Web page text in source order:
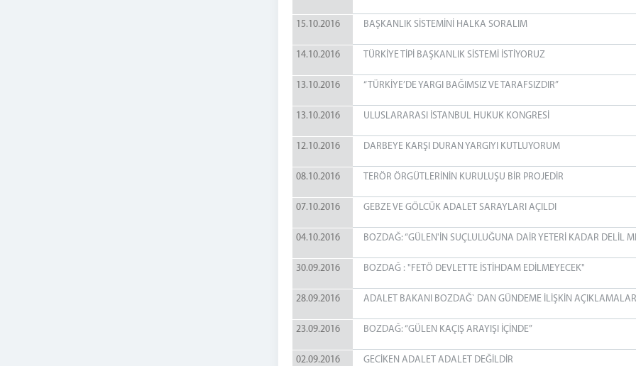
15.10.2016 BAŞKANLIK SİSTEMİNİ HALKA SORALIM
14.10.2016 TÜRKİYE TİPİ BAŞKANLIK SİSTEMİ İSTİYORUZ
13.10.2016 “TÜRKİYE’DE YARGI BAĞIMSIZ VE TARAFSIZDIR”
13.10.2016 ULUSLARARASI İSTANBUL HUKUK KONGRESİ
12.10.2016 DARBEYE KARŞI DURAN YARGIYI KUTLUYORUM
08.10.2016 TERÖR ÖRGÜTLERİNİN KURULUŞU BİR PROJEDİR
07.10.2016 GEBZE VE GÖLCÜK ADALET SARAYLARI AÇILDI
04.10.2016 BOZDAĞ: “GÜLEN'İN SUÇLULUĞUNA DAİR YETERİ KADAR DELİL
30.09.2016 BOZDAĞ : "FETÖ DEVLETTE İSTİHDAM EDİLMEYECEK"
28.09.2016 ADALET BAKANI BOZDAĞ` DAN GÜNDEME İLİŞKİN AÇIKLAMALAR
23.09.2016 BOZDAĞ: “GÜLEN KAÇIŞ ARAYIŞI İÇİNDE”
02.09.2016 GECİKEN ADALET ADALET DEĞİLDİR